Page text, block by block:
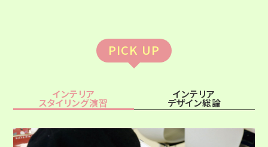
PICK UP
インテリア
スタイリング演習
インテリア
デザイン総論